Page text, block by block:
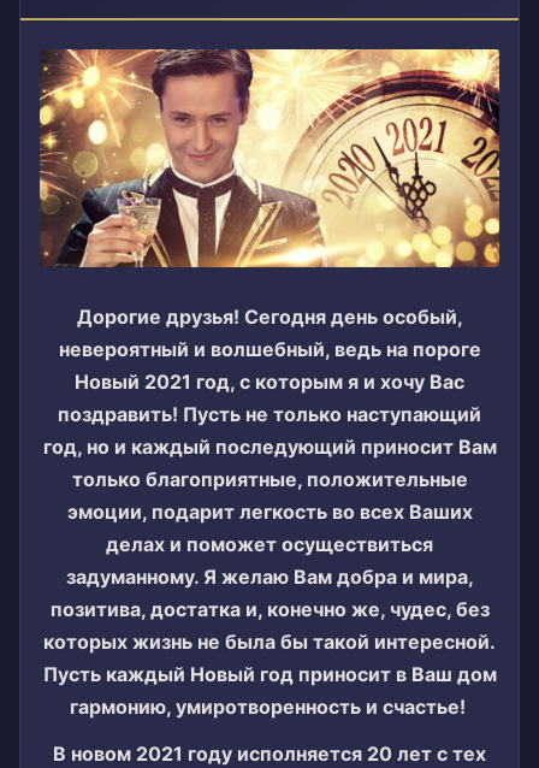
Дорогие друзья! Сегодня день особый,
невероятный и волшебный, ведь на пороге
Новый 2021 год, с которым я и хочу Вас
поздравить! Пусть не только наступающий
год, но и каждый последующий приносит Вам
только благоприятные, положительные
эмоции, подарит легкость во всех Ваших
делах и поможет осуществиться
задуманному. Я желаю Вам добра и мира,
позитива, достатка и, конечно же, чудес, без
которых жизнь не была бы такой интересной.
Пусть каждый Новый год приносит в Ваш дом
гармонию, умиротворенность и счастье!
В новом 2021 году исполняется 20 лет с тех